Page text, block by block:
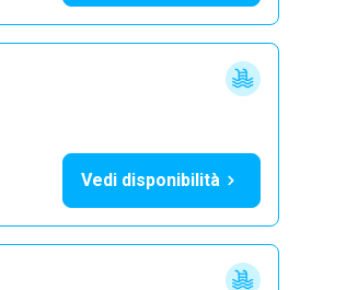
Vedi disponibilità